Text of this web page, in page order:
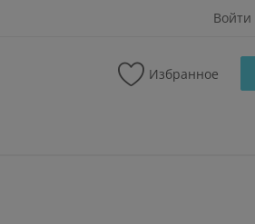
Войти
Избранное